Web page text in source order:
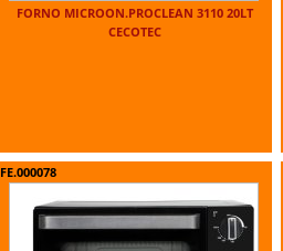
FORNO MICROON.PROCLEAN 3110 20LT
CECOTEC
FE.000078